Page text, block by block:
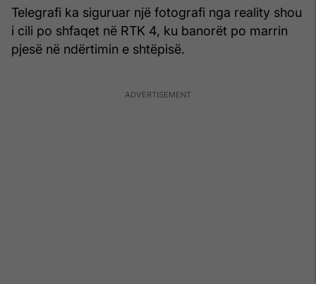
Telegrafi ka siguruar një fotografi nga reality shou
i cili po shfaqet në RTK 4, ku banorët po marrin
pjesë në ndërtimin e shtëpisë.